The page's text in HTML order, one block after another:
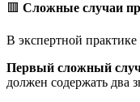
🟥 Сложные случаи
В экспертной практике
Первый сложный
должен содержать два